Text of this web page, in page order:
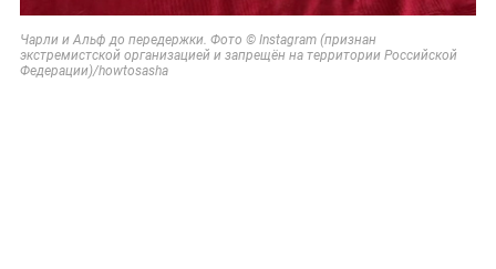
Чарли и Альф до передержки. Фото © Instagram (признан
экстремистской организацией и запрещён на территории Российской
Федерации)/howtosasha